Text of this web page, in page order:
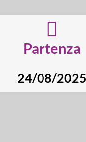
Partenza
24/08/2025